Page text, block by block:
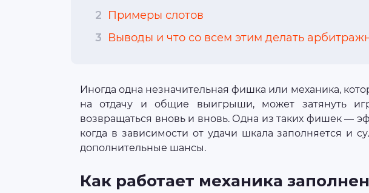
2 Примеры слотов
3 Выводы и что со всем этим делать
Иногда одна незначительная фишка или механика,
на отдачу и общие выигрыши, может затянуть
возвращаться вновь и вновь. Одна из таких фишек —
когда в зависимости от удачи шкала заполняется и
дополнительные шансы.
Как работает механика